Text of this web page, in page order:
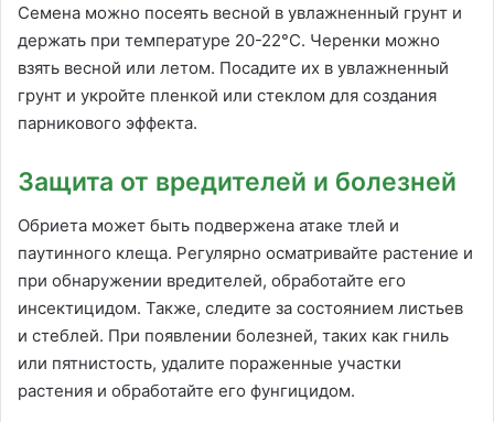
Семена можно посеять весной в увлажненный грунт и
держать при температуре 20-22°C. Черенки можно
взять весной или летом. Посадите их в увлажненный
грунт и укройте пленкой или стеклом для создания
парникового эффекта.
Защита от вредителей и болезней
Обриета может быть подвержена атаке тлей и
паутинного клеща. Регулярно осматривайте растение и
при обнаружении вредителей, обработайте его
инсектицидом. Также, следите за состоянием листьев
и стеблей. При появлении болезней, таких как гниль
или пятнистость, удалите пораженные участки
растения и обработайте его фунгицидом.